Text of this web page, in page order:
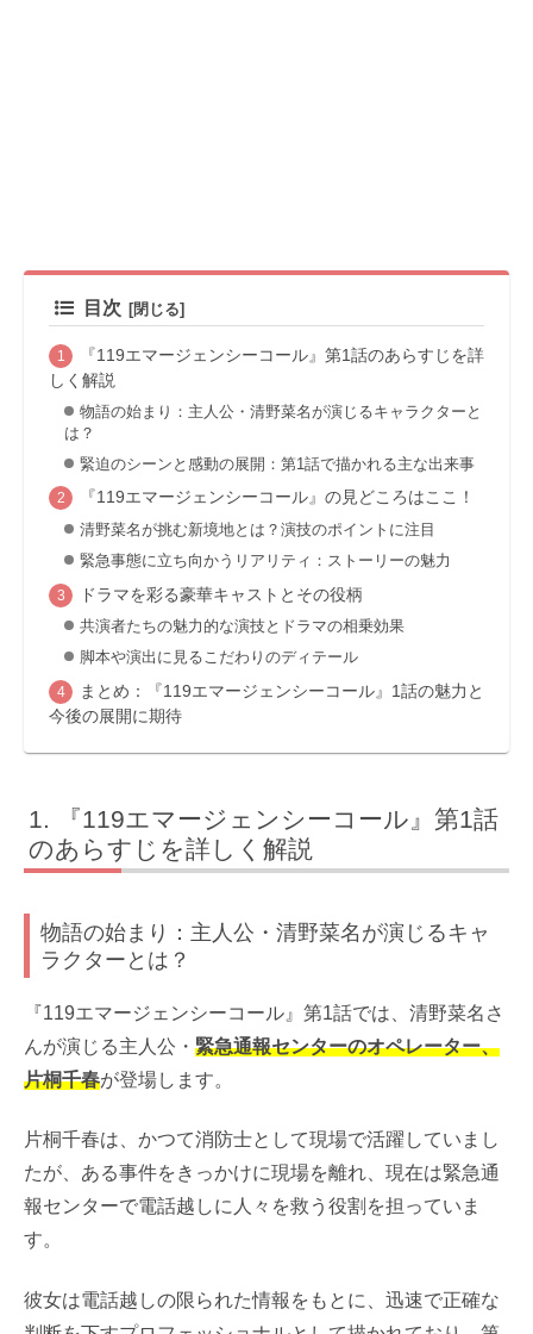
目次
『119エマージェンシーコール』第1話のあらすじを詳
しく解説
物語の始まり：主人公・清野菜名が演じるキャラクターと
は？
緊迫のシーンと感動の展開：第1話で描かれる主な出来事
『119エマージェンシーコール』の見どころはここ！
清野菜名が挑む新境地とは？演技のポイントに注目
緊急事態に立ち向かうリアリティ：ストーリーの魅力
ドラマを彩る豪華キャストとその役柄
共演者たちの魅力的な演技とドラマの相乗効果
脚本や演出に見るこだわりのディテール
まとめ：『119エマージェンシーコール』1話の魅力と
今後の展開に期待
『119エマージェンシーコール』第1話
のあらすじを詳しく解説
物語の始まり：主人公・清野菜名が演じるキャ
ラクターとは？
『119エマージェンシーコール』第1話では、清野菜名さ
んが演じる主人公・ 緊急通報センターのオペレーター、
片桐千春が登場します。
片桐千春は、かつて消防士として現場で活躍していまし
たが、ある事件をきっかけに現場を離れ、現在は緊急通
報センターで電話越しに人々を救う役割を担っていま
す。
彼女は電話越しの限られた情報をもとに、迅速で正確な